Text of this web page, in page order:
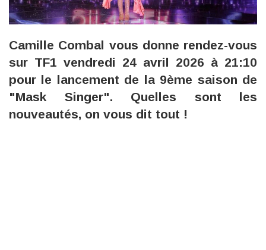
Camille Combal vous donne rendez-vous
sur TF1 vendredi 24 avril 2026 à 21:10
pour le lancement de la 9ème saison de
"Mask Singer". Quelles sont les
nouveautés, on vous dit tout !